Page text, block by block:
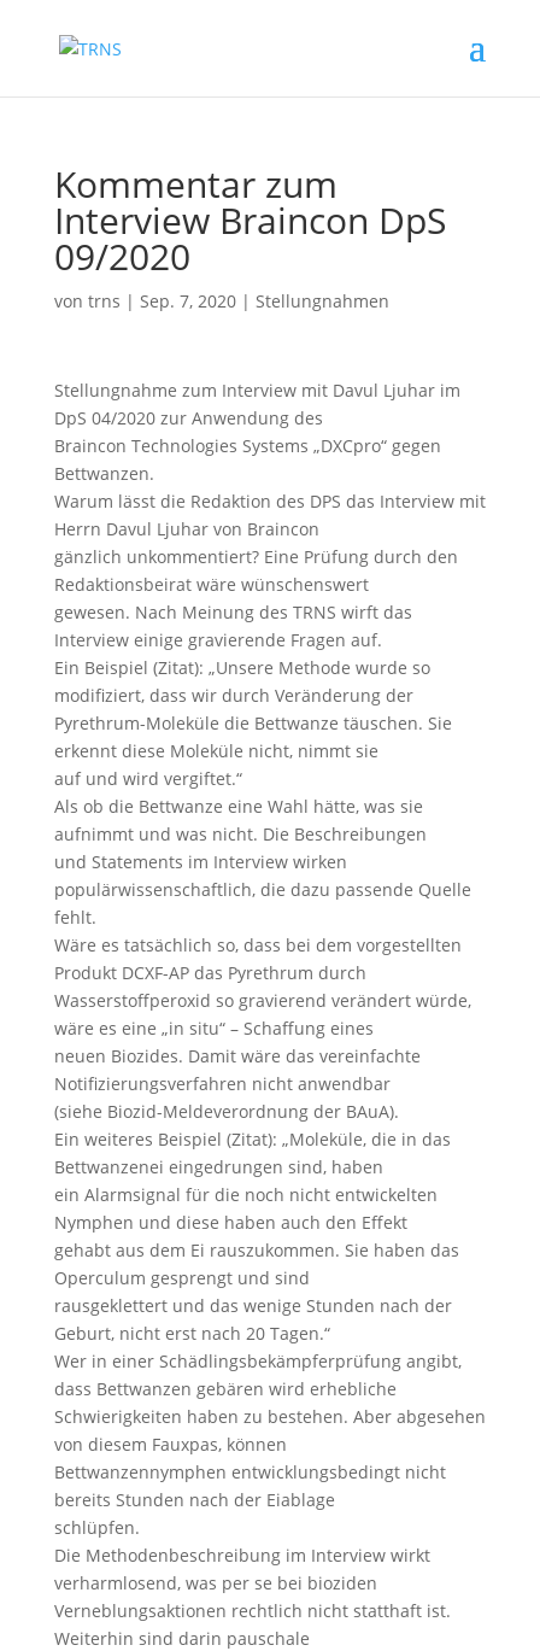
Kommentar zum
Interview Braincon DpS
09/2020
von trns | Sep. 7, 2020| Stellungnahmen
Stellungnahme zum Interview mit Davul Ljuhar im
DpS 04/2020 zur Anwendung des
Braincon Technologies Systems „DXCpro“ gegen
Bettwanzen.
Warum lässt die Redaktion des DPS das Interview mit
Herrn Davul Ljuhar von Braincon
gänzlich unkommentiert? Eine Prüfung durch den
Redaktionsbeirat wäre wünschenswert
gewesen. Nach Meinung des TRNS wirft das
Interview einige gravierende Fragen auf.
Ein Beispiel (Zitat): „Unsere Methode wurde so
modifiziert, dass wir durch Veränderung der
Pyrethrum-Moleküle die Bettwanze täuschen. Sie
erkennt diese Moleküle nicht, nimmt sie
auf und wird vergiftet.“
Als ob die Bettwanze eine Wahl hätte, was sie
aufnimmt und was nicht. Die Beschreibungen
und Statements im Interview wirken
populärwissenschaftlich, die dazu passende Quelle
fehlt.
Wäre es tatsächlich so, dass bei dem vorgestellten
Produkt DCXF-AP das Pyrethrum durch
Wasserstoffperoxid so gravierend verändert würde,
wäre es eine „in situ“ – Schaffung eines
neuen Biozides. Damit wäre das vereinfachte
Notifizierungsverfahren nicht anwendbar
(siehe Biozid-Meldeverordnung der BAuA).
Ein weiteres Beispiel (Zitat): „Moleküle, die in das
Bettwanzenei eingedrungen sind, haben
ein Alarmsignal für die noch nicht entwickelten
Nymphen und diese haben auch den Effekt
gehabt aus dem Ei rauszukommen. Sie haben das
Operculum gesprengt und sind
rausgeklettert und das wenige Stunden nach der
Geburt, nicht erst nach 20 Tagen.“
Wer in einer Schädlingsbekämpferprüfung angibt,
dass Bettwanzen gebären wird erhebliche
Schwierigkeiten haben zu bestehen. Aber abgesehen
von diesem Fauxpas, können
Bettwanzennymphen entwicklungsbedingt nicht
bereits Stunden nach der Eiablage
schlüpfen.
Die Methodenbeschreibung im Interview wirkt
verharmlosend, was per se bei bioziden
Verneblungsaktionen rechtlich nicht statthaft ist.
Weiterhin sind darin pauschale